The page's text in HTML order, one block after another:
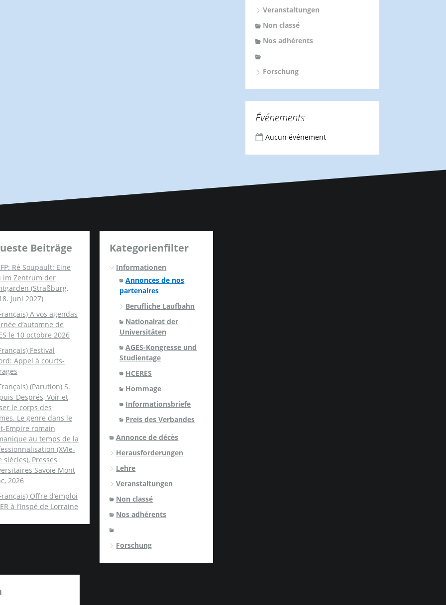
Veranstaltungen
Non classé
Nos adhérents
Forschung
Événements
Aucun événement
Beiträge
Ré Soupault: Eine
im Zentrum der
(Straßburg,
Juni 2027)
A vos agendas
d’automne de
le 10 octobre 2026
Festival
Appel à courts-
(Parution) S.
Després, Voir et
le corps des
Le genre dans le
Empire romain
au temps de la
(XVIe-
siècles), Presses
Savoie Mont
2026
Offre d’emploi
à l’Inspé de Lorraine
Kategorienfilter
Informationen
Annonces de nos
partenaires
Berufliche Laufbahn
Nationalrat der
Universitäten
AGES-Kongresse und
Studientage
HCERES
Hommage
Informationsbriefe
Preis des Verbandes
Annonce de décès
Herausforderungen
Lehre
Veranstaltungen
Non classé
Nos adhérents
Forschung